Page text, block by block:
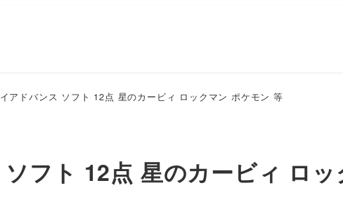
アドバンス ソフト 12点 星のカービィ ロックマン ポケモン 等
フト 12点 星のカービィ ロ